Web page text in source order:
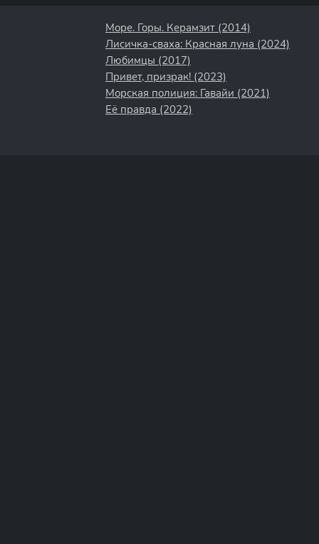
Море. Горы. Керамзит (2014)
Лисичка-сваха: Красная луна (2024)
Любимцы (2017)
Привет, призрак! (2023)
Морская полиция: Гавайи (2021)
Её правда (2022)